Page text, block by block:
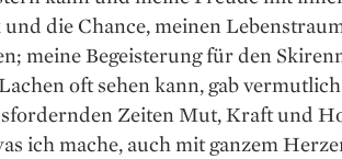
und die Chance, meinen
meine Begeisterung für den
oft sehen kann, gab
Zeiten Mut, Kraft und
ich mache, auch mit ganzem